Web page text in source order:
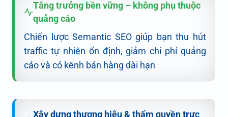
Tăng trưởng bền vững – không phụ thuộc
quảng cáo
Chiến lược Semantic SEO giúp bạn thu hút
traffic tự nhiên ổn định, giảm chi phí quảng
cáo và có kênh bán hàng dài hạn
Xây dựng thương hiệu & thẩm quyền trực